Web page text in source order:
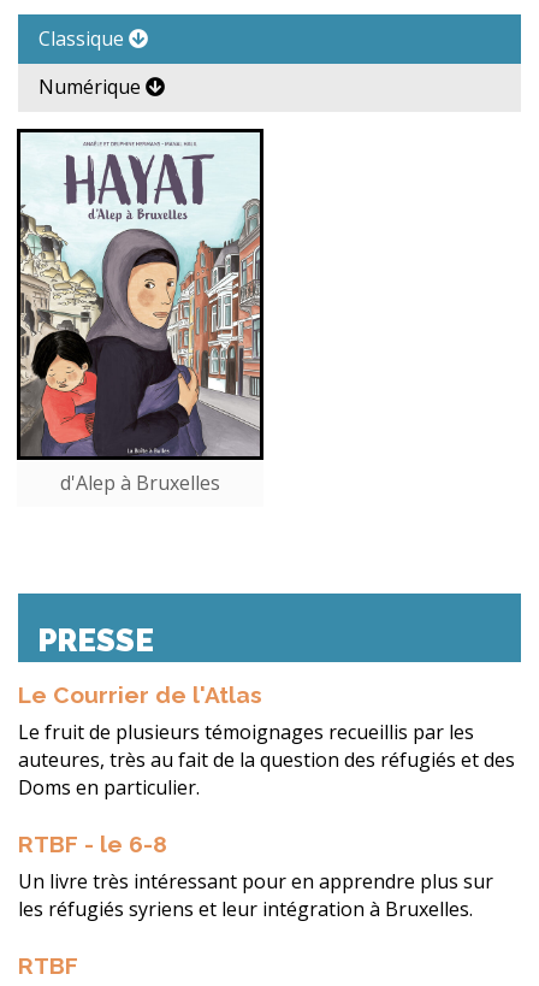
Classique
Numérique
d'Alep à Bruxelles
PRESSE
Le Courrier de l'Atlas
Le fruit de plusieurs témoignages recueillis par les
auteures, très au fait de la question des réfugiés et des
Doms en particulier.
RTBF - le 6-8
Un livre très intéressant pour en apprendre plus sur
les réfugiés syriens et leur intégration à Bruxelles.
RTBF